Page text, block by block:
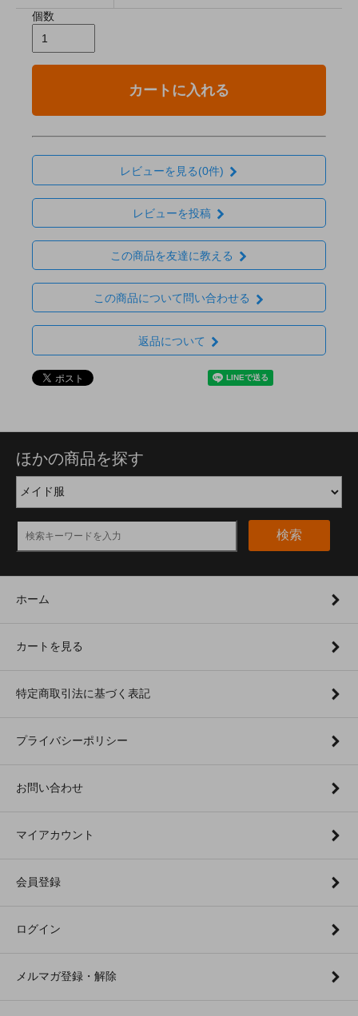
個数
カートに入れる
レビューを見る(0件)
レビューを投稿
この商品を友達に教える
この商品について問い合わせる
返品について
ほかの商品を探す
検索
ホーム
カートを見る
特定商取引法に基づく表記
プライバシーポリシー
お問い合わせ
マイアカウント
会員登録
ログイン
メルマガ登録・解除